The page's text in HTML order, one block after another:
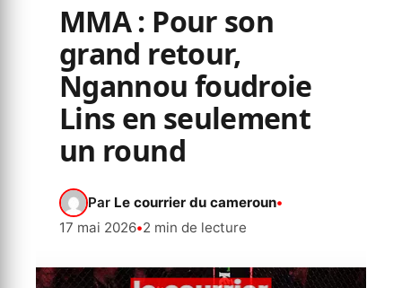
MMA : Pour son
grand retour,
Ngannou foudroie
Lins en seulement
un round
Par Le courrier du cameroun•
17 mai 2026•2 min de lecture